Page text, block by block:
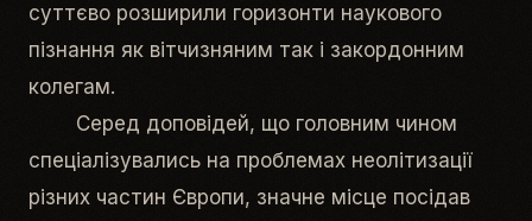
суттєво розширили горизонти наукового
пізнання як вітчизняним так і закордонним
колегам.
Серед доповідей, що головним чином
спеціалізувались на проблемах неолітизації
різних частин Європи, значне місце посідав